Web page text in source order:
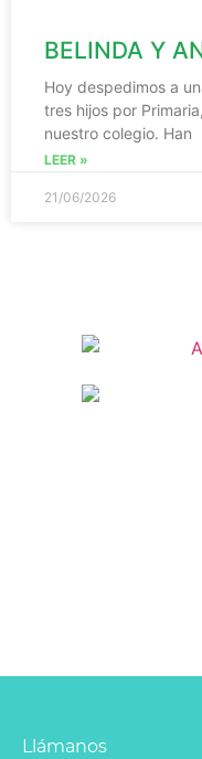
BELINDA Y
Hoy despedimos a
tres hijos por
nuestro colegio. Han
LEER »
21/06/2026
Llámanos